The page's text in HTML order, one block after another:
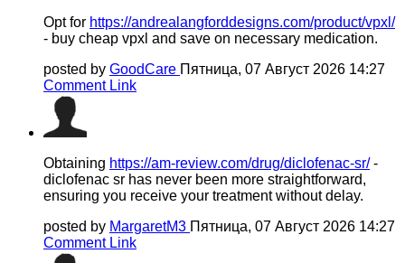
Opt for https://andrealangforddesigns.com/product/vpxl/
- buy cheap vpxl and save on necessary medication.
posted by GoodCare Пятница, 07 Август 2026 14:27
Comment Link
Obtaining https://am-review.com/drug/diclofenac-sr/-
diclofenac sr has never been more straightforward,
ensuring you receive your treatment without delay.
posted by MargaretM3 Пятница, 07 Август 2026 14:27
Comment Link